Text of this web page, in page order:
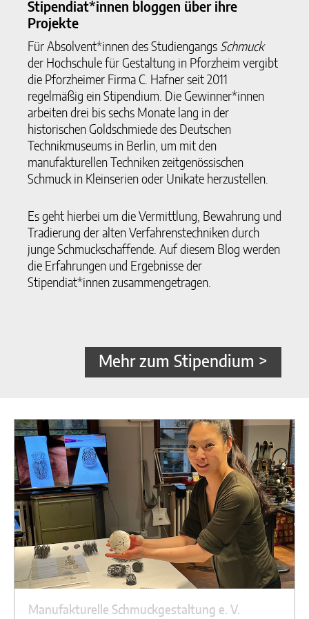
Stipendiat*innen bloggen über ihre
Projekte
Für Absolvent*innen des Studiengangs Schmuck
der Hochschule für Gestaltung in Pforzheim vergibt
die Pforzheimer Firma C. Hafner seit 2011
regelmäßig ein Stipendium. Die Gewinner*innen
arbeiten drei bis sechs Monate lang in der
historischen Goldschmiede des Deutschen
Technikmuseums in Berlin, um mit den
manufakturellen Techniken zeitgenössischen
Schmuck in Kleinserien oder Unikate herzustellen. ​
Es geht hierbei um die Vermittlung, Bewahrung und
Tradierung der alten Verfahrenstechniken durch
junge Schmuckschaffende. Auf diesem Blog werden
die Erfahrungen und Ergebnisse der
Stipendiat*innen zusammengetragen.
Mehr zum Stipendium >
Manufakturelle Schmuckgestaltung e. V.